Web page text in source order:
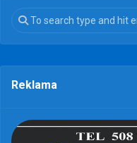
Reklama